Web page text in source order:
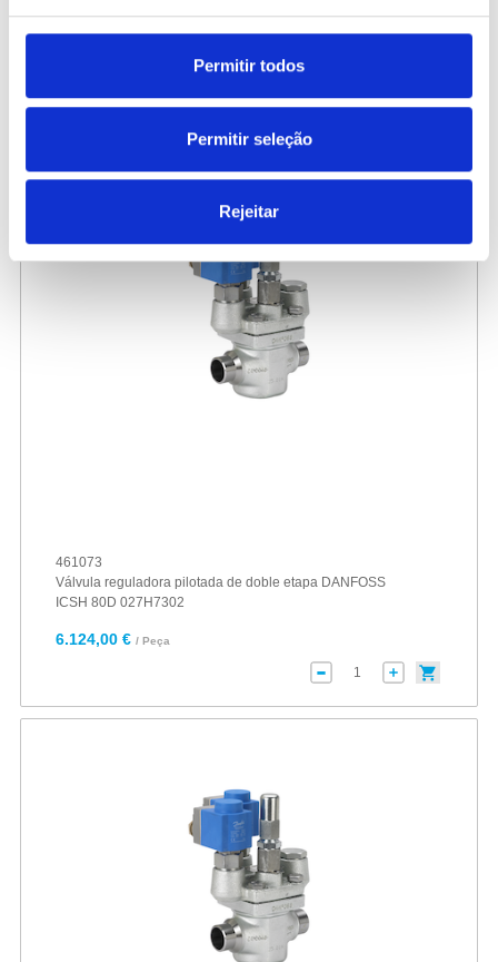
Permitir todos
Permitir seleção
Rejeitar
Válvula reguladora pilotada de doble etapa DANFOSS
ICSH 65A 027H6311
461073
Válvula reguladora pilotada de doble etapa DANFOSS
ICSH 80D 027H7302
6.124,00 € / Peça